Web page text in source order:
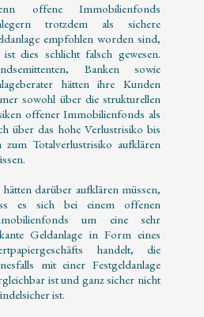
offene Immobilienfonds
trotzdem als sichere
empfohlen worden sind,
dies schlicht falsch gewesen.
Banken sowie
hätten ihre Kunden
sowohl über die strukturellen
offener Immobilienfonds als
über das hohe Verlustrisiko bis
zum Totalverlustrisiko aufklären
hätten darüber aufklären müssen,
es sich bei einem offenen
um eine sehr
Geldanlage in Form eines
handelt, die
mit einer Festgeldanlage
ist und ganz sicher nicht
ist.